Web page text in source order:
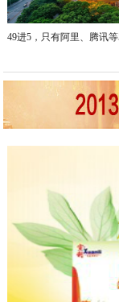
49进5，只有阿里、腾讯